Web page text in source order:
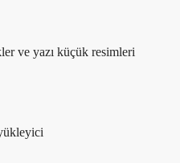
ve yazı küçük resimleri